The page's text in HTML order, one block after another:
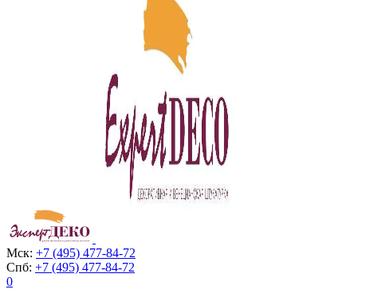
Мск: +7 (495) 477-84-72
Спб: +7 (495) 477-84-72
0